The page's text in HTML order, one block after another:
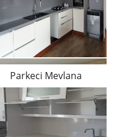
Parkeci Mevlana